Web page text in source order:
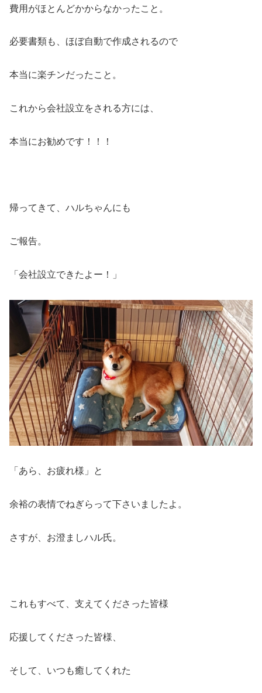
費用がほとんどかからなかったこと。
必要書類も、ほぼ自動で作成されるので
本当に楽チンだったこと。
これから会社設立をされる方には、
本当にお勧めです！！！
帰ってきて、ハルちゃんにも
ご報告。
「会社設立できたよー！」
「あら、お疲れ様」と
余裕の表情でねぎらって下さいましたよ。
さすが、お澄ましハル氏。
これもすべて、支えてくださった皆様
応援してくださった皆様、
そして、いつも癒してくれた